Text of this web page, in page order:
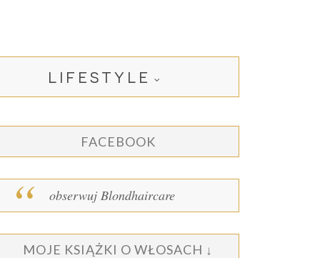
LIFESTYLE
FACEBOOK
obserwuj Blondhaircare
MOJE KSIĄŻKI O WŁOSACH ↓